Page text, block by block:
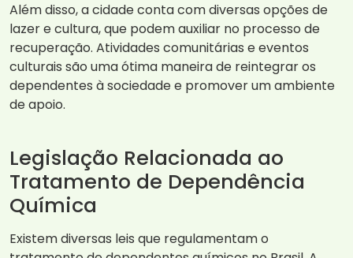
Além disso, a cidade conta com diversas opções de
lazer e cultura, que podem auxiliar no processo de
recuperação. Atividades comunitárias e eventos
culturais são uma ótima maneira de reintegrar os
dependentes à sociedade e promover um ambiente
de apoio.
Legislação Relacionada ao
Tratamento de Dependência
Química
Existem diversas leis que regulamentam o